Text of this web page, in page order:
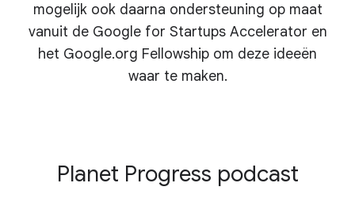
mogelijk ook daarna ondersteuning op maat
vanuit de Google for Startups Accelerator en
het Google.org Fellowship om deze ideeën
waar te maken.
Planet Progress podcast